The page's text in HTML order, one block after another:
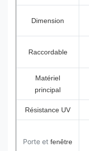
Dimension
Raccordable
Matériel
principal
Résistance UV
Porte et fenêtre